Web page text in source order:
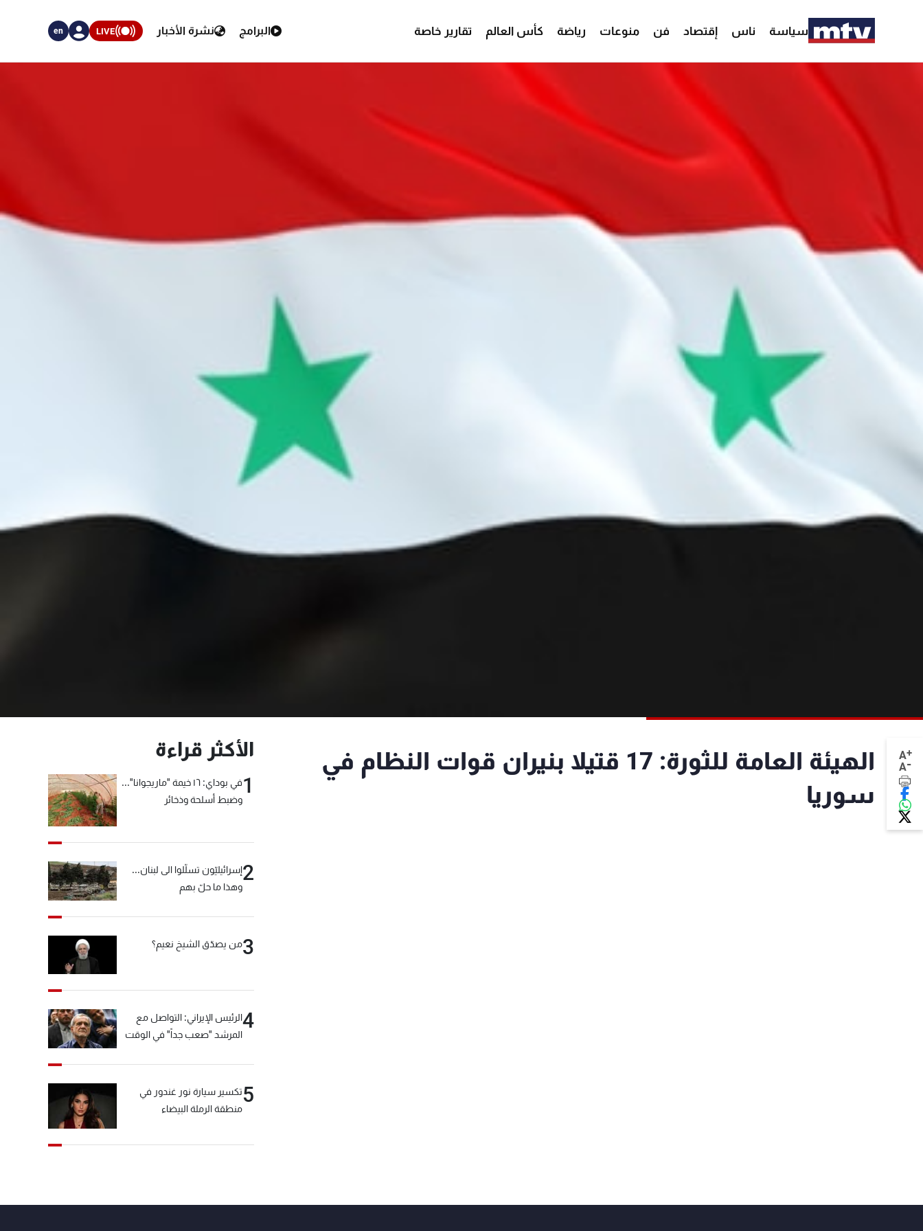
سياسة ناس إقتصاد فن منوعات رياضة كأس العالم تقارير خاصة البرامج نشرة الأخبار LIVE
en
A+
A-
الهيئة العامة للثورة: 17 قتيلا بنيران قوات النظام في
سوريا
الأكثر قراءة
1
في بوداي: ١٦ خيمة "ماريجوانا"...
وضبط أسلحة وذخائر
2إسرائيليّون تسلّلوا الى لبنان...
وهذا ما حلّ بهم
3من يصدّق الشيخ نعيم؟
4الرئيس الإيراني: التواصل مع
المرشد "صعب جداً" في الوقت
5تكسير سيارة نور غندور في
منطقة الرملة البيضاء